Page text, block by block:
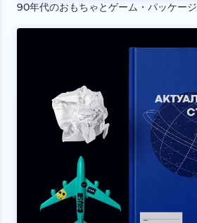
90年代のおもちゃとゲーム・パッケージ